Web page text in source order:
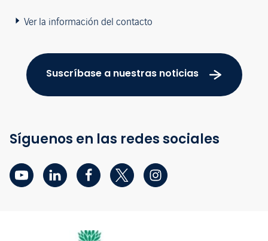
Ver la información del contacto
Suscríbase a nuestras noticias
Síguenos en las redes sociales